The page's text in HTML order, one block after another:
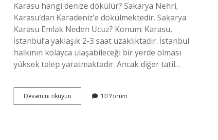
Karasu hangi denize dökülür? Sakarya Nehri,
Karasu’dan Karadeniz’e dökülmektedir. Sakarya
Karasu Emlak Neden Ucuz? Konum: Karasu,
İstanbul’a yaklaşık 2-3 saat uzaklıktadır. İstanbul
halkının kolayca ulaşabileceği bir yerde olması
yüksek talep yaratmaktadır. Ancak diğer tatil…
Devamını okuyun
Karasu
10 Yorum